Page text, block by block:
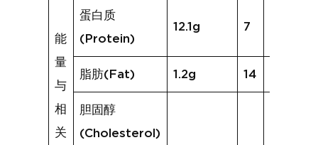
能
量
与
相
关
蛋白质
(Protein)
12.1g 7
脂肪(Fat) 1.2g 14
胆固醇
(Cholesterol)